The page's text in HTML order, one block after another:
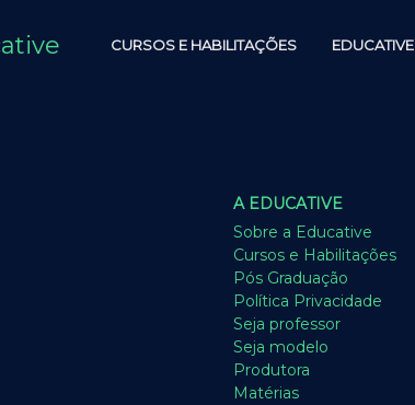
CURSOS E HABILITAÇÕES EDUCATIVE
A EDUCATIVE
Sobre a Educative
Cursos e Habilitações
Pós Graduação
Política Privacidade
Seja professor
Seja modelo
Produtora
Matérias